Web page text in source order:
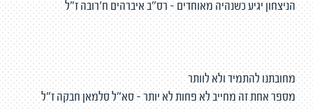
הניצחון יגיע כשנהיה מאוחדים - רס"ב איברהים ח'רובה ז"ל
מחובתנו להתמיד ולא לוותר
מספר אחת זה מחייב לא פחות לא יותר - סא"ל סלמאן חבקה ז"ל